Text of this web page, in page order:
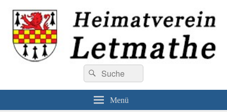
Heimatverein Letmathe
Willkommen beim Heimatverein Letmathe
Suchen
nach:
Suchen
Menü